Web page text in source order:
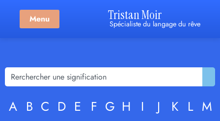
Menu Tristan Moir
Spécialiste du langage du rêve
A B C D E F G H I J K L M